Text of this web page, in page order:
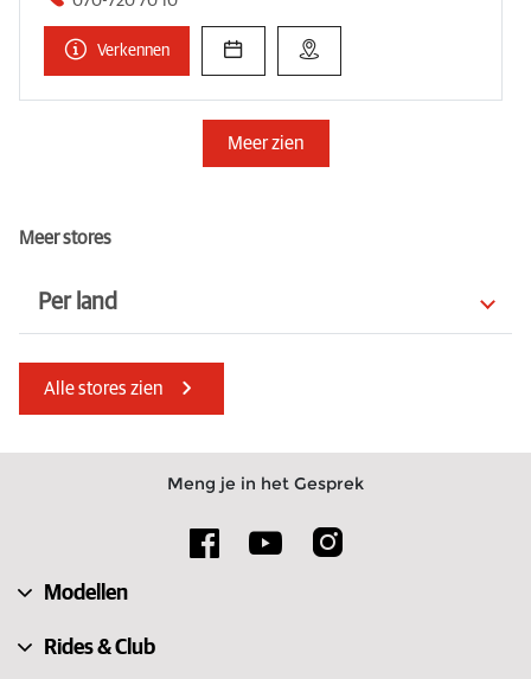
Verkennen
Meer zien
Meer stores
Per land
Australië
Estland
Hongarije
Alle stores zien
Meng je in het Gesprek
Modellen
Rides & Club